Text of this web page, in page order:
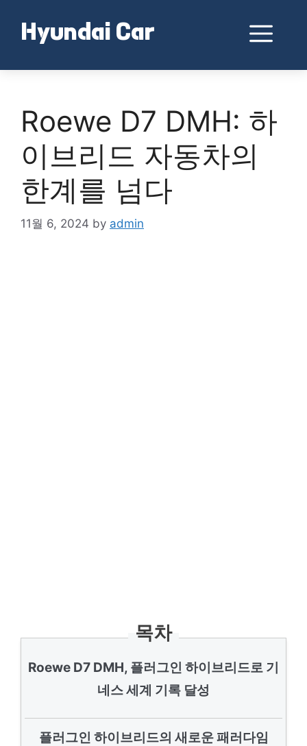
contentHyundai Car
Roewe D7 DMH: 하
이브리드 자동차의
한계를 넘다
11월 6, 2024 by admin
목차
Roewe D7 DMH, 플러그인 하이브리드로 기
네스 세계 기록 달성
플러그인 하이브리드의 새로운 패러다임